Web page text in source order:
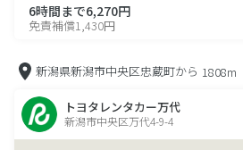
6時間まで6,270円
免責補償1,430円
新潟県新潟市中央区忠蔵町から 1808m
トヨタレンタカー万代
新潟市中央区万代4-9-4